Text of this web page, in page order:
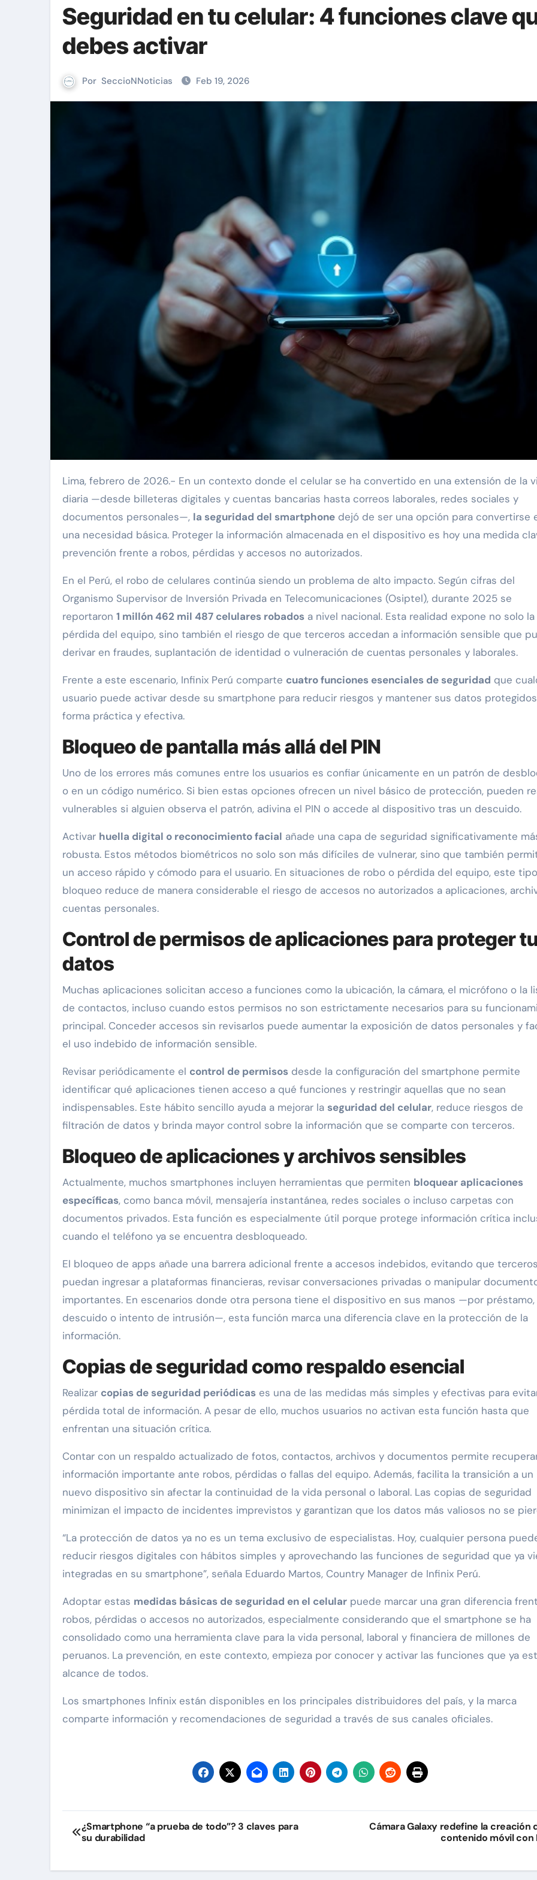
Seguridad en tu celular: 4 funciones clave
debes activar
Por SeccioNNoticias Feb 19, 2026
Lima, febrero de 2026.- En un contexto donde el celular se ha convertido en una extensión de la vida
diaria —desde billeteras digitales y cuentas bancarias hasta correos laborales, redes sociales y
documentos personales—, la seguridad del smartphone dejó de ser una opción para convertirse
una necesidad básica. Proteger la información almacenada en el dispositivo es hoy una medida
prevención frente a robos, pérdidas y accesos no autorizados.
En el Perú, el robo de celulares continúa siendo un problema de alto impacto. Según cifras del
Organismo Supervisor de Inversión Privada en Telecomunicaciones (Osiptel), durante 2025 se
reportaron 1 millón 462 mil 487 celulares robados a nivel nacional. Esta realidad expone no solo la
pérdida del equipo, sino también el riesgo de que terceros accedan a información sensible que
derivar en fraudes, suplantación de identidad o vulneración de cuentas personales y laborales.
Frente a este escenario, Infinix Perú comparte cuatro funciones esenciales de seguridad que
usuario puede activar desde su smartphone para reducir riesgos y mantener sus datos
forma práctica y efectiva.
Bloqueo de pantalla más allá del PIN
Uno de los errores más comunes entre los usuarios es confiar únicamente en un patrón de
o en un código numérico. Si bien estas opciones ofrecen un nivel básico de protección, pueden
vulnerables si alguien observa el patrón, adivina el PIN o accede al dispositivo tras un descuido.
Activar huella digital o reconocimiento facial añade una capa de seguridad significativamente
robusta. Estos métodos biométricos no solo son más difíciles de vulnerar, sino que también
un acceso rápido y cómodo para el usuario. En situaciones de robo o pérdida del equipo, este
bloqueo reduce de manera considerable el riesgo de accesos no autorizados a aplicaciones,
cuentas personales.
Control de permisos de aplicaciones para proteger
datos
Muchas aplicaciones solicitan acceso a funciones como la ubicación, la cámara, el micrófono o la
de contactos, incluso cuando estos permisos no son estrictamente necesarios para su
principal. Conceder accesos sin revisarlos puede aumentar la exposición de datos personales y
el uso indebido de información sensible.
Revisar periódicamente el control de permisos desde la configuración del smartphone permite
identificar qué aplicaciones tienen acceso a qué funciones y restringir aquellas que no sean
indispensables. Este hábito sencillo ayuda a mejorar la seguridad del celular, reduce riesgos de
filtración de datos y brinda mayor control sobre la información que se comparte con terceros.
Bloqueo de aplicaciones y archivos sensibles
Actualmente, muchos smartphones incluyen herramientas que permiten bloquear aplicaciones
específicas, como banca móvil, mensajería instantánea, redes sociales o incluso carpetas con
documentos privados. Esta función es especialmente útil porque protege información crítica
cuando el teléfono ya se encuentra desbloqueado.
El bloqueo de apps añade una barrera adicional frente a accesos indebidos, evitando que terceros
puedan ingresar a plataformas financieras, revisar conversaciones privadas o manipular
importantes. En escenarios donde otra persona tiene el dispositivo en sus manos —por préstamo,
descuido o intento de intrusión—, esta función marca una diferencia clave en la protección de la
información.
Copias de seguridad como respaldo esencial
Realizar copias de seguridad periódicas es una de las medidas más simples y efectivas para
pérdida total de información. A pesar de ello, muchos usuarios no activan esta función hasta que
enfrentan una situación crítica.
Contar con un respaldo actualizado de fotos, contactos, archivos y documentos permite
información importante ante robos, pérdidas o fallas del equipo. Además, facilita la transición a un
nuevo dispositivo sin afectar la continuidad de la vida personal o laboral. Las copias de seguridad
minimizan el impacto de incidentes imprevistos y garantizan que los datos más valiosos no se
“La protección de datos ya no es un tema exclusivo de especialistas. Hoy, cualquier persona
reducir riesgos digitales con hábitos simples y aprovechando las funciones de seguridad que ya
integradas en su smartphone”, señala Eduardo Martos, Country Manager de Infinix Perú.
Adoptar estas medidas básicas de seguridad en el celular puede marcar una gran diferencia
robos, pérdidas o accesos no autorizados, especialmente considerando que el smartphone se ha
consolidado como una herramienta clave para la vida personal, laboral y financiera de millones de
peruanos. La prevención, en este contexto, empieza por conocer y activar las funciones que ya
alcance de todos.
Los smartphones Infinix están disponibles en los principales distribuidores del país, y la marca
comparte información y recomendaciones de seguridad a través de sus canales oficiales.
Navegación
de
entradas
¿Smartphone “a prueba de todo”? 3 claves para
su durabilidad
Cámara Galaxy redefine la creación
contenido móvil con